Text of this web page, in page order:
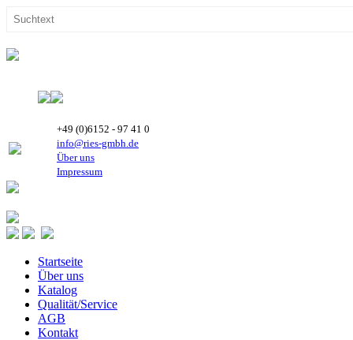
+49 (0)6152 - 97 41 0
info@ries-gmbh.de
Über uns
Impressum
Startseite
Über uns
Katalog
Qualität/Service
AGB
Kontakt